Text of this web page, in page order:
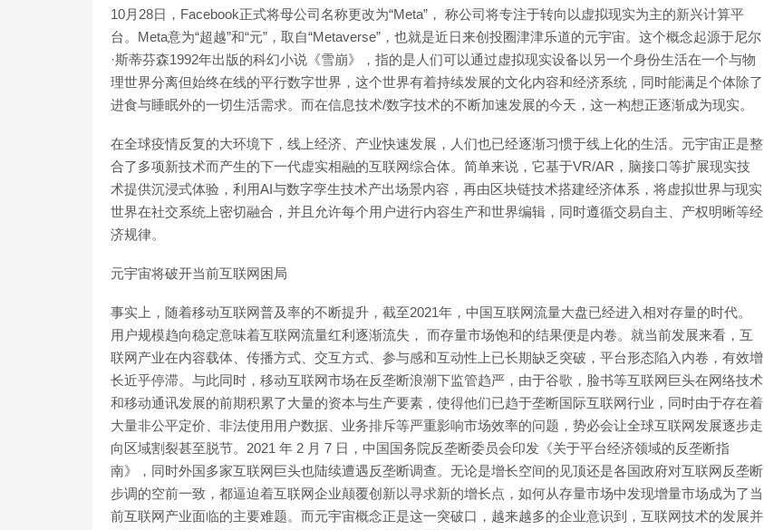
10月28日，Facebook正式将母公司名称更改为“Meta”， 称公司将专注于转向以虚拟现实为主的新兴计算平
台。Meta意为“超越”和“元”，取自“Metaverse”，也就是近日来创投圈津津乐道的元宇宙。这个概念起源于尼尔
·斯蒂芬森1992年出版的科幻小说《雪崩》，指的是人们可以通过虚拟现实设备以另一个身份生活在一个与物
理世界分离但始终在线的平行数字世界，这个世界有着持续发展的文化内容和经济系统，同时能满足个体除了
进食与睡眠外的一切生活需求。而在信息技术/数字技术的不断加速发展的今天，这一构想正逐渐成为现实。
在全球疫情反复的大环境下，线上经济、产业快速发展，人们也已经逐渐习惯于线上化的生活。元宇宙正是整
合了多项新技术而产生的下一代虚实相融的互联网综合体。简单来说，它基于VR/AR，脑接口等扩展现实技
术提供沉浸式体验，利用AI与数字孪生技术产出场景内容，再由区块链技术搭建经济体系，将虚拟世界与现实
世界在社交系统上密切融合，并且允许每个用户进行内容生产和世界编辑，同时遵循交易自主、产权明晰等经
济规律。
元宇宙将破开当前互联网困局
事实上，随着移动互联网普及率的不断提升，截至2021年，中国互联网流量大盘已经进入相对存量的时代。
用户规模趋向稳定意味着互联网流量红利逐渐流失， 而存量市场饱和的结果便是内卷。就当前发展来看，互
联网产业在内容载体、传播方式、交互方式、参与感和互动性上已长期缺乏突破，平台形态陷入内卷，有效增
长近乎停滞。与此同时，移动互联网市场在反垄断浪潮下监管趋严，由于谷歌，脸书等互联网巨头在网络技术
和移动通讯发展的前期积累了大量的资本与生产要素，使得他们已趋于垄断国际互联网行业，同时由于存在着
大量非公平定价、非法使用用户数据、业务排斥等严重影响市场效率的问题，势必会让全球互联网发展逐步走
向区域割裂甚至脱节。2021 年 2 月 7 日，中国国务院反垄断委员会印发《关于平台经济领域的反垄断指
南》，同时外国多家互联网巨头也陆续遭遇反垄断调查。无论是增长空间的见顶还是各国政府对互联网反垄断
步调的空前一致，都逼迫着互联网企业颠覆创新以寻求新的增长点，如何从存量市场中发现增量市场成为了当
前互联网产业面临的主要难题。而元宇宙概念正是这一突破口，越来越多的企业意识到，互联网技术的发展并